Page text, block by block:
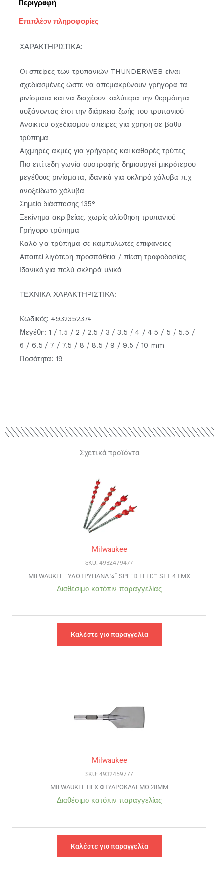
Περιγραφή
Επιπλέον πληροφορίες
ΧΑΡΑΚΤΗΡΙΣΤΙΚΑ:
Οι σπείρες των τρυπανιών THUNDERWEB είναι
σχεδιασμένες ώστε να απομακρύνουν γρήγορα τα
ρινίσματα και να διαχέουν καλύτερα την θερμότητα
αυξάνοντας έτσι την διάρκεια ζωής του τρυπανιού
Ανοικτού σχεδιασμού σπείρες για χρήση σε βαθύ
τρύπημα
Αιχμηρές ακμές για γρήγορες και καθαρές τρύπες
Πιο επίπεδη γωνία συστροφής δημιουργεί μικρότερου
μεγέθους ρινίσματα, ιδανικά για σκληρό χάλυβα π.χ
ανοξείδωτο χάλυβα
Σημείο διάσπασης 135°
Ξεκίνημα ακριβείας, χωρίς ολίσθηση τρυπανιού
Γρήγορο τρύπημα
Καλό για τρύπημα σε καμπυλωτές επιφάνειες
Απαιτεί λιγότερη προσπάθεια / πίεση τροφοδοσίας
Ιδανικό για πολύ σκληρά υλικά
ΤΕΧΝΙΚΑ ΧΑΡΑΚΤΗΡΙΣΤΙΚΑ:
Κωδικός: 4932352374
Μεγέθη: 1 / 1.5 / 2 / 2.5 / 3 / 3.5 / 4 / 4.5 / 5 / 5.5 /
6 / 6.5 / 7 / 7.5 / 8 / 8.5 / 9 / 9.5 / 10 mm
Ποσότητα: 19
Σχετικά προϊόντα
Milwaukee
SKU: 4932479477
MILWAUKEE ΞΥΛΟΤΡΥΠΑΝΑ ¼˝ SPEED FEED™ SET 4 ΤΜΧ
Διαθέσιμο κατόπιν παραγγελίας
Καλέστε για παραγγελία
Milwaukee
SKU: 4932459777
MILWAUKEE HEX ΦΤΥΑΡΟΚΑΛΕΜΟ 28MM
Διαθέσιμο κατόπιν παραγγελίας
Καλέστε για παραγγελία